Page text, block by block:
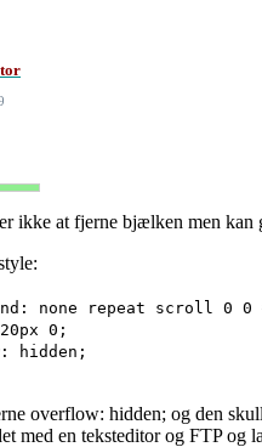
ikke at fjerne bjælken men kan
none repeat scroll 0 0
0;
hidden;
overflow: hidden; og den
med en teksteditor og FTP og